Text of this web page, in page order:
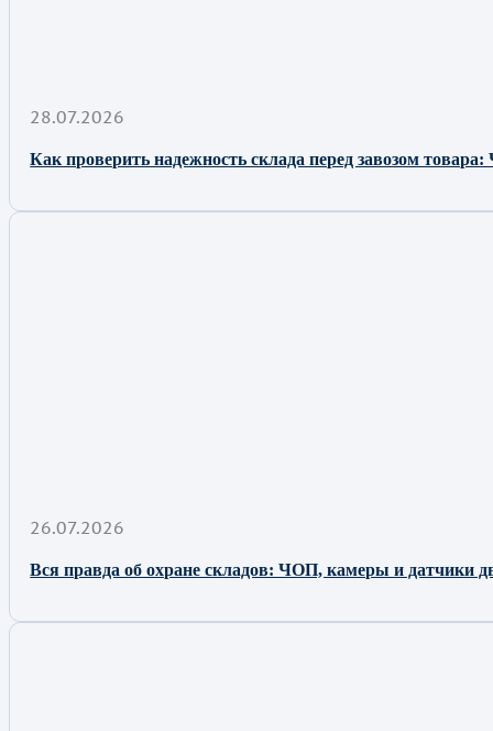
28.07.2026
Как проверить надежность склада перед завозом товара:
26.07.2026
Вся правда об охране складов: ЧОП, камеры и датчики